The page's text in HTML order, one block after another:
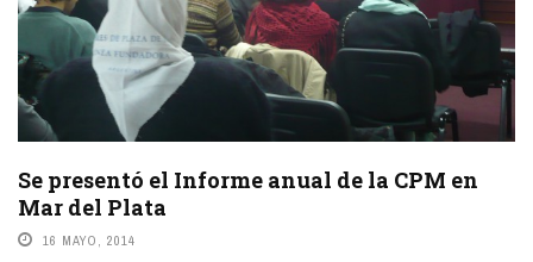
Se presentó el Informe anual de la CPM en
Mar del Plata
16 MAYO, 2014